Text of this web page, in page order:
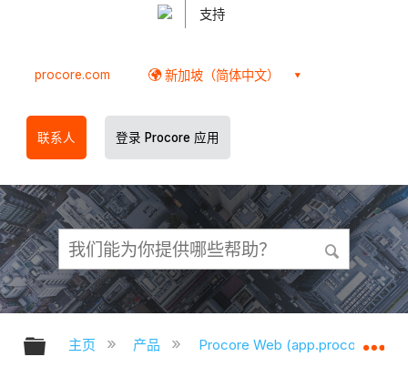
支持
procore.com 新加坡（简体中文）
联系人 登录 Procore 应用
扩展/隐缩全局层次
主页 产品 Procore Web